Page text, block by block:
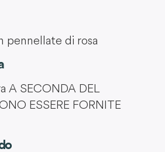
pennellate di rosa
A SECONDA DEL
ESSERE FORNITE